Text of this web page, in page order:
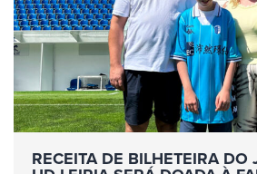
RECEITA DE BILHETEIRA DO